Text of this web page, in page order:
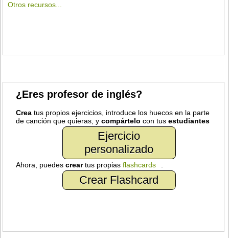
Otros recursos...
¿Eres profesor de inglés?
Crea tus propios ejercicios, introduce los huecos en la parte
de canción que quieras, ycompártelo con tusestudiantes
Ejercicio
personalizado
Ahora, puedescreartus propiasflashcards
Crear Flashcard